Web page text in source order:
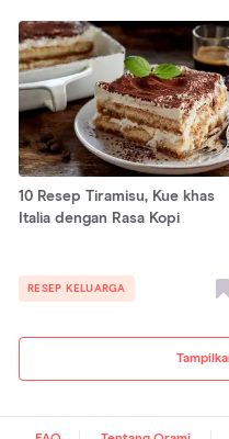
10 Resep Tiramisu, Kue khas
Italia dengan Rasa Kopi
RESEP KELUARGA